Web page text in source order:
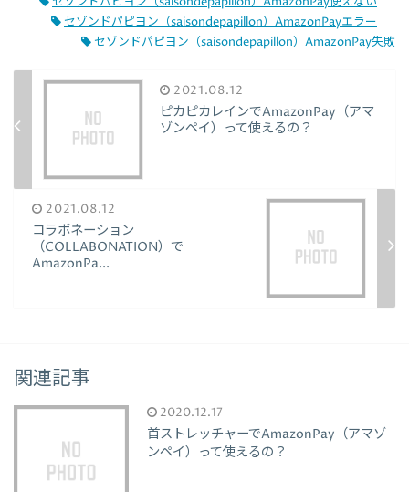
セゾンドパピヨン（saisondepapillon）AmazonPayエラー
セゾンドパピヨン（saisondepapillon）AmazonPay失敗
2021.08.12
ピカピカレインでAmazonPay（アマ
ゾンペイ）って使えるの？
2021.08.12
コラボネーション
（COLLABONATION）で
AmazonPa...
関連記事
2020.12.17
首ストレッチャーでAmazonPay（アマゾ
ンペイ）って使えるの？